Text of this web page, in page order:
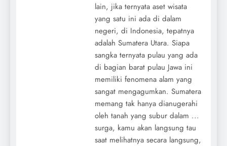
lain, jika ternyata aset wisata
yang satu ini ada di dalam
negeri, di Indonesia, tepatnya
adalah Sumatera Utara. Siapa
sangka ternyata pulau yang ada
di bagian barat pulau Jawa ini
memiliki fenomena alam yang
sangat mengagumkan. Sumatera
memang tak hanya dianugerahi
oleh tanah yang subur dalam ...
surga, kamu akan langsung tau
saat melihatnya secara langsung,